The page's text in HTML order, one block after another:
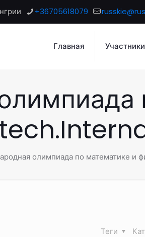
+36705618079
Главная Участники
олимпиада по математике и
Теги